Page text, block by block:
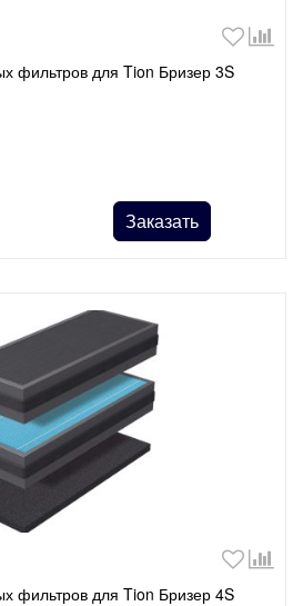
фильтров для Tion Бризер 3S
Заказать
фильтров для Tion Бризер 4S